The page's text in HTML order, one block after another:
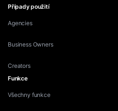
Případy použití
Agencies
Business Owners
Creators
Funkce
Všechny funkce